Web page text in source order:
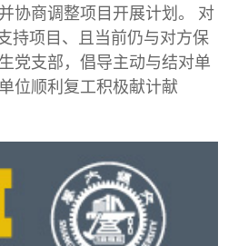
协商调整项目开展计划。 对
持项目、且当前仍与对方保
党支部，倡导主动与结对单
位顺利复工积极献计献